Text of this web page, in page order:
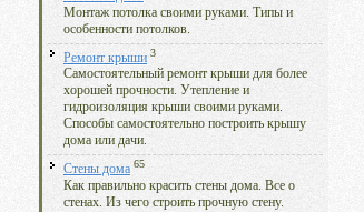
Монтаж потолка своими руками. Типы и
особенности потолков.
Ремонт крыши 3
Самостоятельный ремонт крыши для более
хорошей прочности. Утепление и
гидроизоляция крыши своими руками.
Способы самостоятельно построить крышу
дома или дачи.
Стены дома 65
Как правильно красить стены дома. Все о
стенах. Из чего строить прочную стену.